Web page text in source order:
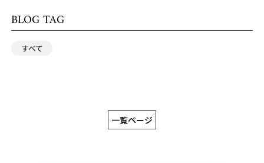
BLOG TAG
すべて
一覧ページ